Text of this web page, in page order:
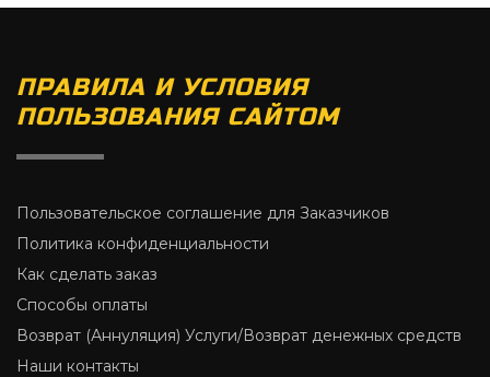
ПРАВИЛА И УСЛОВИЯ
ПОЛЬЗОВАНИЯ САЙТОМ
Пользовательское соглашение для Заказчиков
Политика конфиденциальности
Как сделать заказ
Способы оплаты
Возврат (Аннуляция) Услуги/Возврат денежных средств
Наши контакты